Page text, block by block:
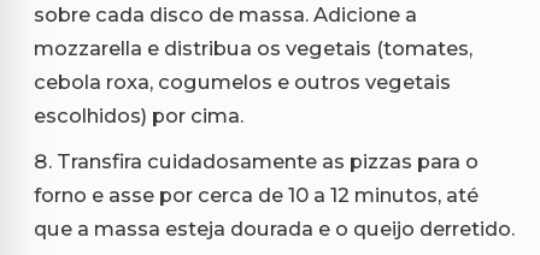
sobre cada disco de massa. Adicione a
mozzarella e distribua os vegetais (tomates,
cebola roxa, cogumelos e outros vegetais
escolhidos) por cima.
Transfira cuidadosamente as pizzas para o
forno e asse por cerca de 10 a 12 minutos, até
que a massa esteja dourada e o queijo derretido.